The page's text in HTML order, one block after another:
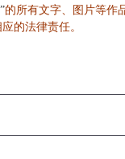
的所有文字、图片等作
的法律责任。